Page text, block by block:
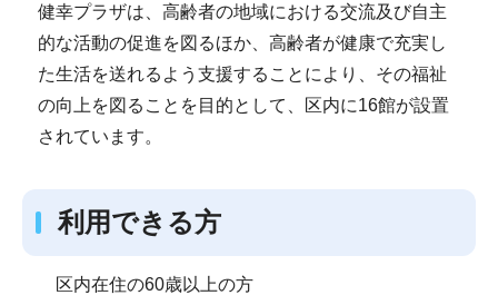
健幸プラザは、高齢者の地域における交流及び自主
的な活動の促進を図るほか、高齢者が健康で充実し
た生活を送れるよう支援することにより、その福祉
の向上を図ることを目的として、区内に16館が設置
されています。
利用できる方
区内在住の60歳以上の方